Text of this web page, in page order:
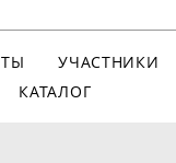
УЧАСТНИКИ
КАТАЛОГ